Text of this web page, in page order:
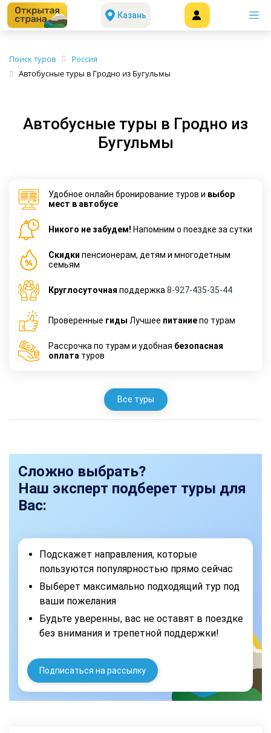
Казань
Поиск туров
Россия
Автобусные туры в Гродно из Бугульмы
Автобусные туры в Гродно из
Бугульмы
Удобное онлайн бронирование туров и выбор
мест в автобусе
Никого не забудем! Напомним о поездке за сутки
Cкидки пенсионерам, детям и многодетным
семьям
Круглосуточная поддержка 8-927-435-35-44
Проверенные гиды Лучшее питаниепо турам
Рассрочка по турам и удобная безопасная
оплата туров
Все туры
Сложно выбрать?
Наш эксперт подберет туры для
Вас:
Подскажет направления, которые
пользуются популярностью прямо сейчас
Выберет максимально подходящий тур под
ваши пожелания
Будьте уверенны, вас не оставят в поездке
без внимания и трепетной поддержки!
Подписаться на рассылку